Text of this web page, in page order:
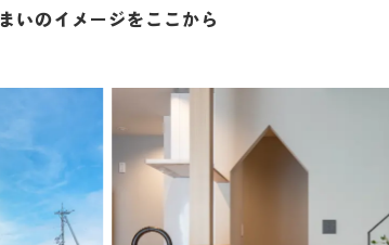
いのイメージをここから